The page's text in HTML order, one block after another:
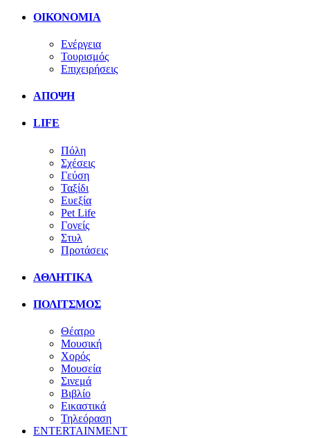
ΟΙΚΟΝΟΜΙΑ
Ενέργεια
Τουρισμός
Επιχειρήσεις
ΑΠΟΨΗ
LIFE
Πόλη
Σχέσεις
Γεύση
Ταξίδι
Ευεξία
Pet Life
Γονείς
Στυλ
Προτάσεις
ΑΘΛΗΤΙΚΑ
ΠΟΛΙΤΣΜΟΣ
Θέατρο
Μουσική
Χορός
Μουσεία
Σινεμά
Βιβλίο
Εικαστικά
Τηλεόραση
ENTERTAINMENT